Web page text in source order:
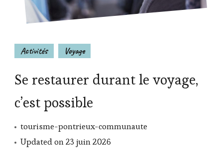
Activités Voyage
Se restaurer durant le voyage,
c’est possible
tourisme-pontrieux-communaute
Updated on23 juin 2026